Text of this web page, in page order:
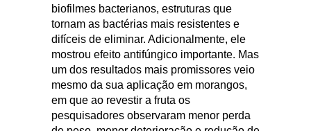
biofilmes bacterianos, estruturas que
tornam as bactérias mais resistentes e
difíceis de eliminar. Adicionalmente, ele
mostrou efeito antifúngico importante. Mas
um dos resultados mais promissores veio
mesmo da sua aplicação em morangos,
em que ao revestir a fruta os
pesquisadores observaram menor perda